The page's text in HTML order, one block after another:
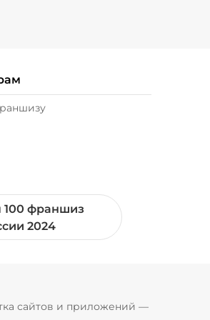
100 франшиз
2024
сайтов и приложений —